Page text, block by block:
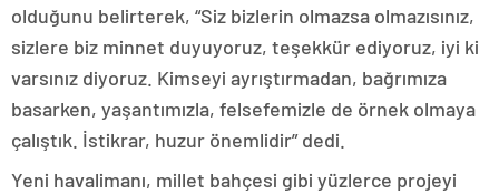
olduğunu belirterek, “Siz bizlerin olmazsa olmazısınız,
sizlere biz minnet duyuyoruz, teşekkür ediyoruz, iyi ki
varsınız diyoruz. Kimseyi ayrıştırmadan, bağrımıza
basarken, yaşantımızla, felsefemizle de örnek olmaya
çalıştık. İstikrar, huzur önemlidir” dedi.
Yeni havalimanı, millet bahçesi gibi yüzlerce projeyi